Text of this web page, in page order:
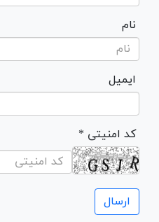
نام
ایمیل
* کد امنیتی